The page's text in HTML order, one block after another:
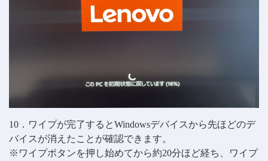
10．ワイプが完了するとWindowsデバイスから先ほどのデ
バイスが消えたことが確認できます。
※ワイプボタンを押し始めてから約20分ほど経ち、ワイプ